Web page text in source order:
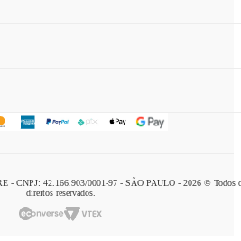
- CNPJ: 42.166.903/0001-97 - SÃO PAULO - 2026 © Todos
direitos reservados.